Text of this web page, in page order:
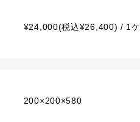
¥24,000(税込¥26,400) / 1ケ
200×200×580